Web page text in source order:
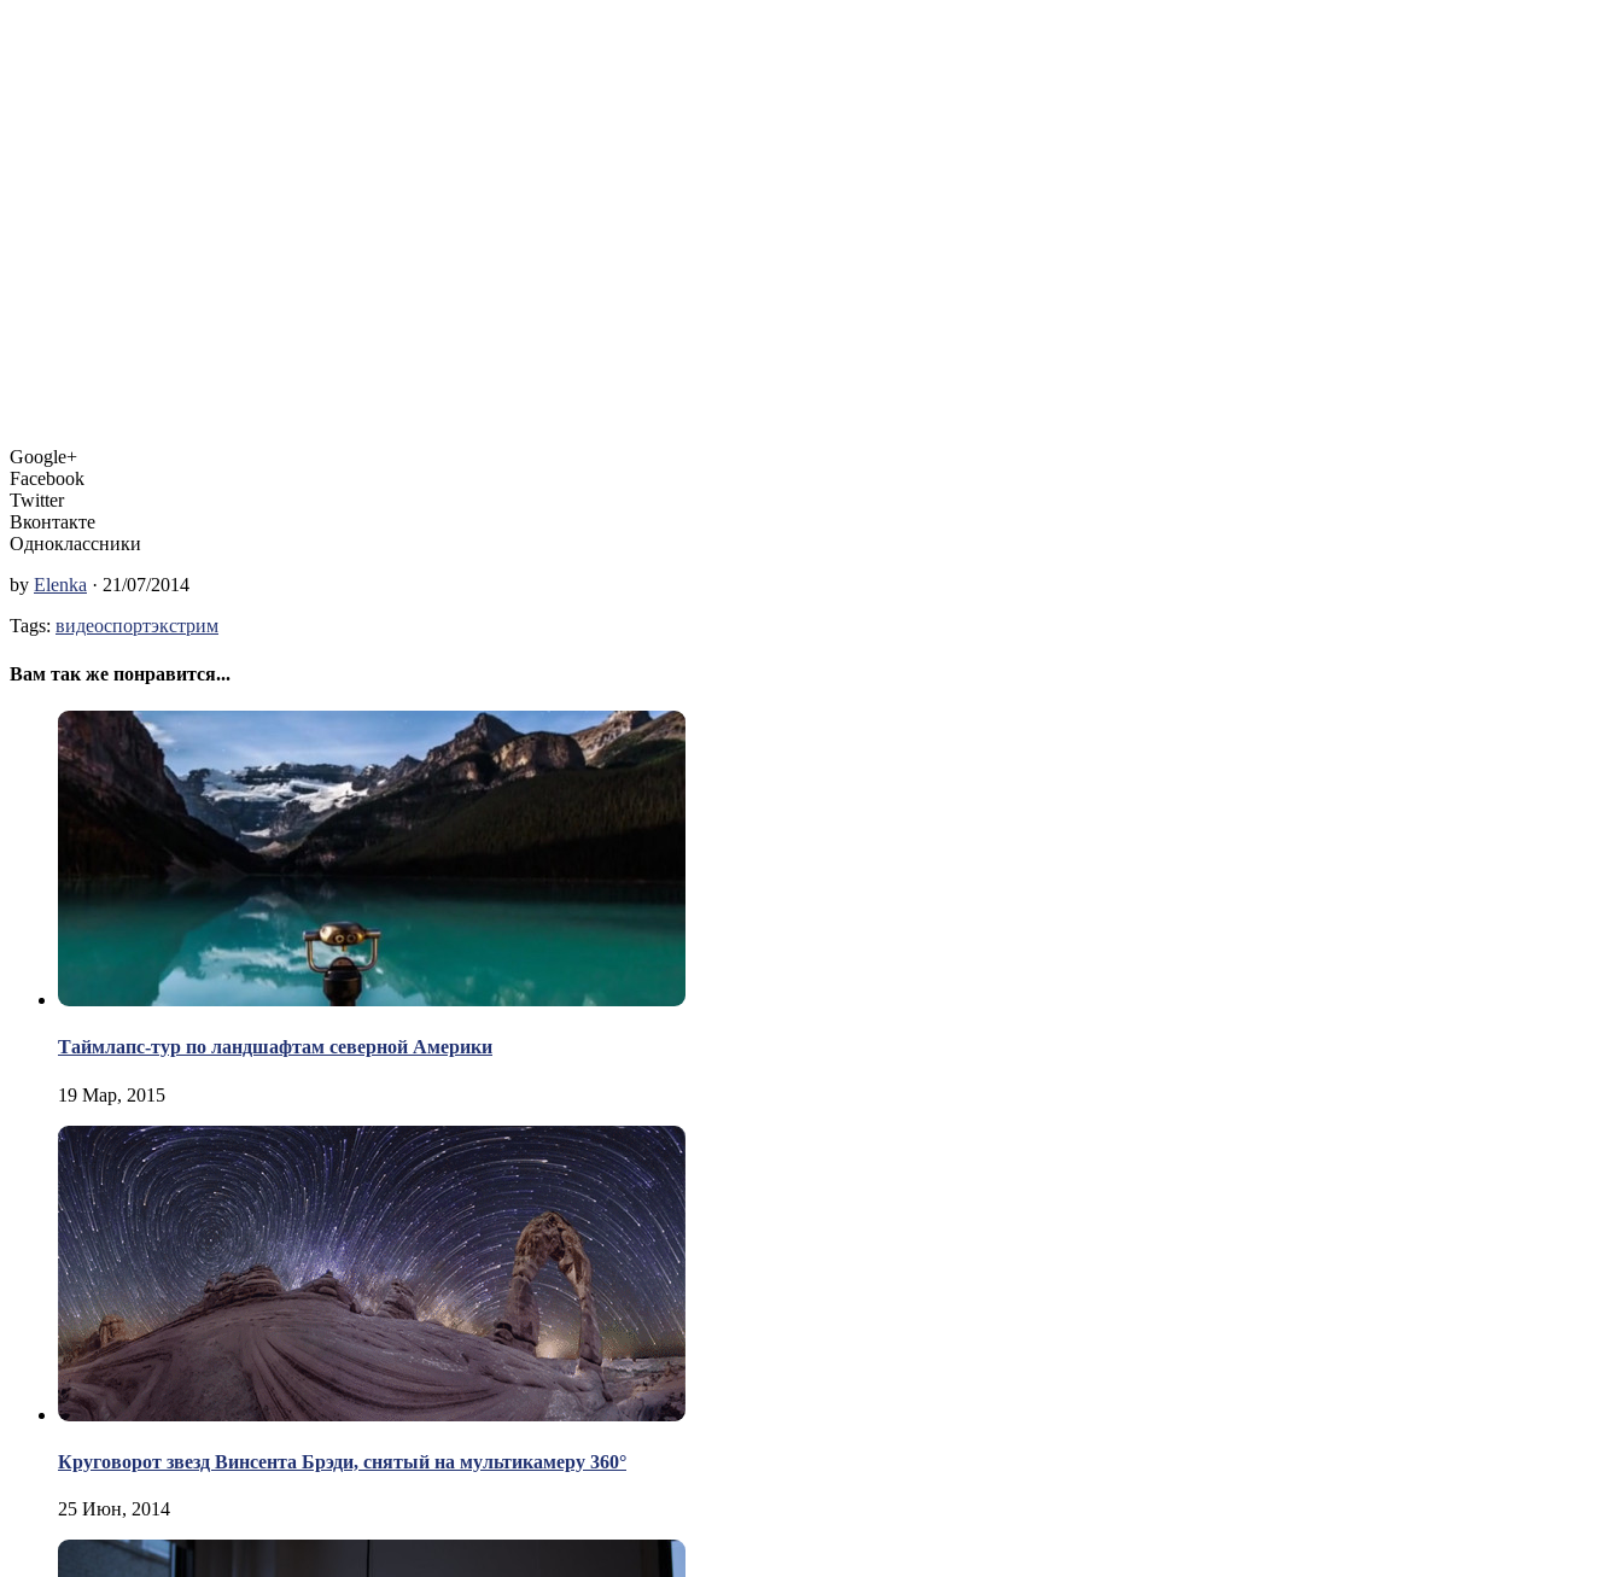
Google+
Facebook
Twitter
Вконтакте
Одноклассники
by Elenka · 21/07/2014
Tags: видеоспортэкстрим
Вам так же понравится...
Таймлапс-тур по ландшафтам северной Америки
19 Мар, 2015
Круговорот звезд Винсента Брэди, снятый на мультикамеру 360°
25 Июн, 2014